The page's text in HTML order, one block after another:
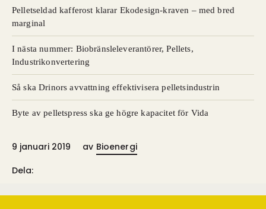
Pelletseldad kafferost klarar Ekodesign-kraven – med bred
marginal
I nästa nummer: Biobränsleleverantörer, Pellets,
Industrikonvertering
Så ska Drinors avvattning effektivisera pelletsindustrin
Byte av pelletspress ska ge högre kapacitet för Vida
9 januari 2019 av Bioenergi
Dela: